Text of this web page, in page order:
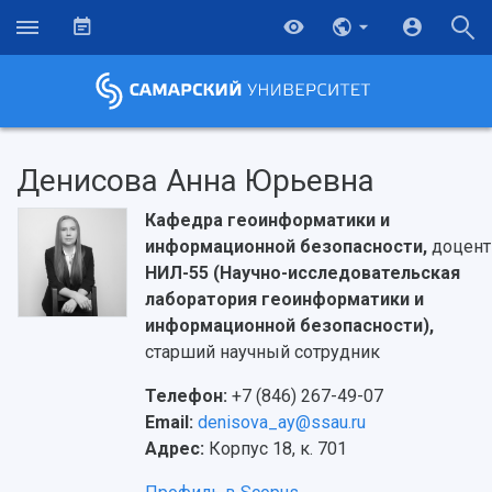
Денисова Анна Юрьевна
Кафедра геоинформатики и
информационной безопасности, доцент
НИЛ-55 (Научно-исследовательская
лаборатория геоинформатики и
информационной безопасности),
старший научный сотрудник
Телефон: +7 (846) 267-49-07
Email: denisova_ay@ssau.ru
Адрес: Корпус 18, к. 701